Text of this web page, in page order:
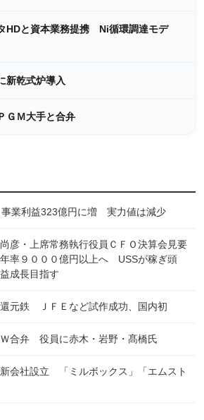
HDと資本業務提携 Ni循環調達モデ
新乾式炉導入
ＧＭ大手と合弁
業利益323億円に増 実力値は減少
彦・上席常務執行役員ＣＦＯ決算会見要
率９０００億円以上へ USSが稼ぎ頭
成長目指す
元鉄 ＪＦＥなど試作成功、国内初
Ｗ合弁 役員に赤木・岩野・髙橋氏
会社設立 「ミルボックス」「エムスト